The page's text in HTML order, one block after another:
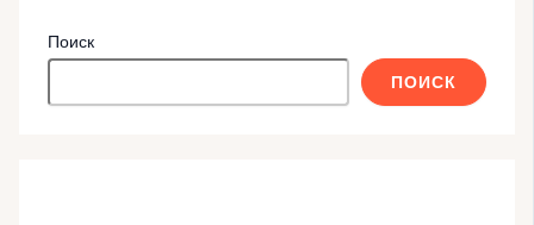
Поиск
ПОИСК